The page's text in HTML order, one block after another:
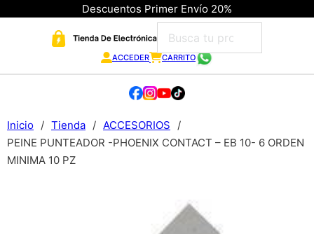
Descuentos Primer Envío 20%
ACCEDER CARRITO
Inicio / Tienda / ACCESORIOS
/
PEINE PUNTEADOR -PHOENIX CONTACT – EB 10- 6 ORDEN
MINIMA 10 PZ